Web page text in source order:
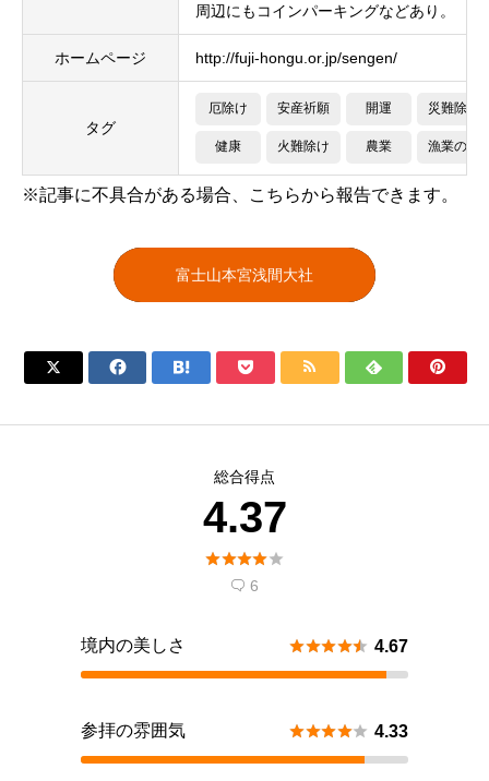
周辺にもコインパーキングなどあり。
ホームページ http://fuji-hongu.or.jp/sengen/
タグ
厄除け 安産祈願 開運 災難除け
健康 火難除け 農業 漁業の繁
※記事に不具合がある場合、こちらから報告できます。
富士山本宮浅間大社
      
総合得点
4.37

 6
境内の美しさ  4.67
参拝の雰囲気  4.33